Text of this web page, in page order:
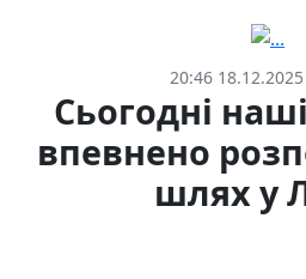
20:46 18.12.2025
Сьогодні
впевнено
шлях у